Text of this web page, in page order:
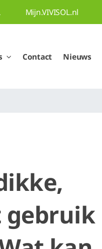
Mijn.VIVISOL.nl
Contact Nieuws
gebruik